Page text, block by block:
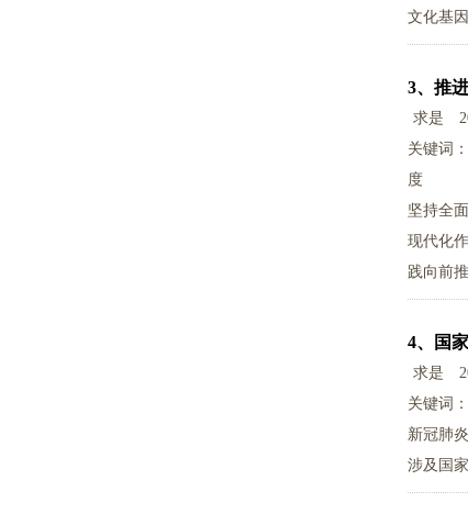
文化基
3、 推
求是
关键词
度
坚持全
现代化
践向前
保证实
4、 国
求是
关键词
新冠肺
涉及国